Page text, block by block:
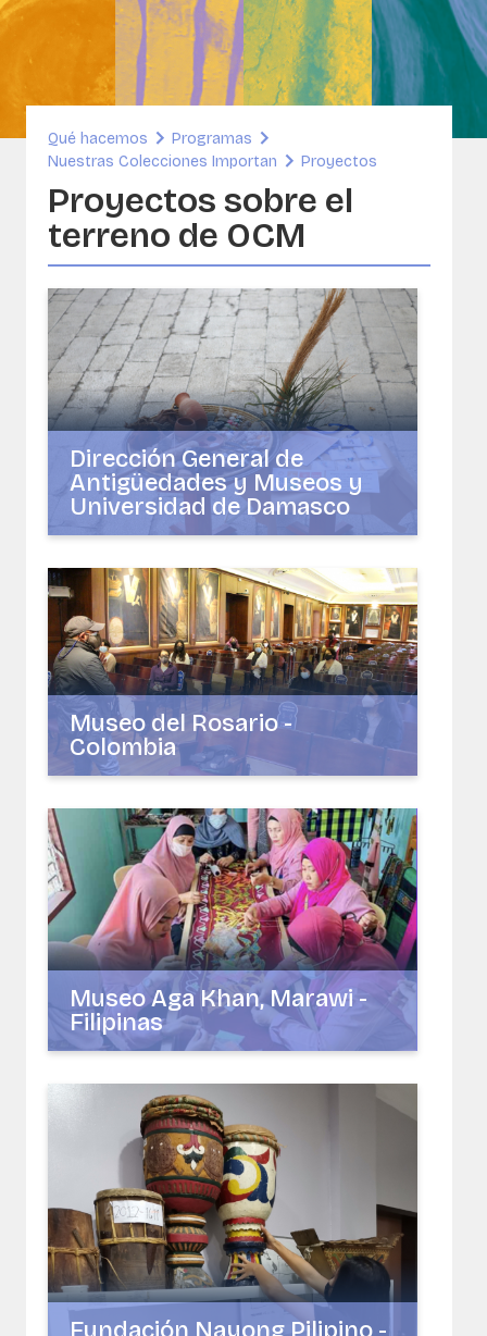
y Patrimonio Construido
Conservación de colecciones de
e imágenes
Qué hacemos
Programas
Nuestras Colecciones Importan
Proyectos
Proyectos sobre el
terreno de OCM
Dirección General de
Antigüedades y Museos y
Universidad de Damasco
Museo del Rosario -
Colombia
Museo Aga Khan, Marawi -
Filipinas
Fundación Nayong Pilipino -